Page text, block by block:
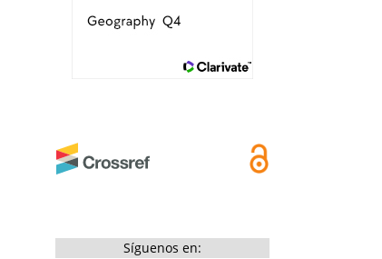
Síguenos en: